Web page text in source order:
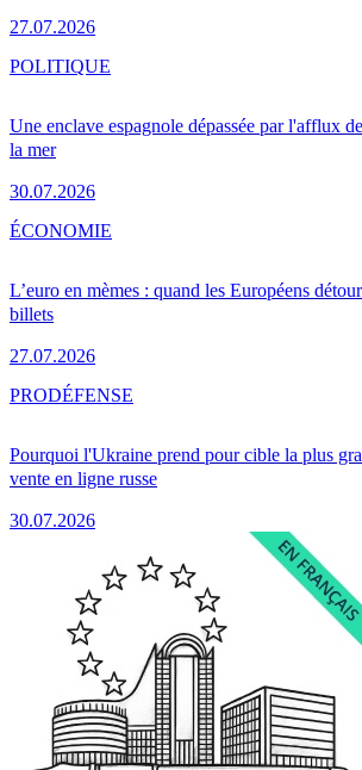
27.07.2026
Une enclave espagnole dépassée par l'afflux
la mer
30.07.2026
POLITIQUE
L’euro en mèmes : quand les Européens
billets
27.07.2026
ÉCONOMIE
Pourquoi l'Ukraine prend pour cible la plus
vente en ligne russe
30.07.2026
PRODÉFENSE